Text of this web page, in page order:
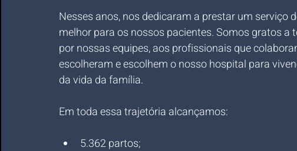
Nesses anos, nos dedicaram a prestar um serviço
melhor para os nossos pacientes. Somos gratos
por nossas equipes, aos profissionais que
escolheram e escolhem o nosso hospital para
da vida da família.
Em toda essa trajetória alcançamos:⠀
5.362 partos;⠀